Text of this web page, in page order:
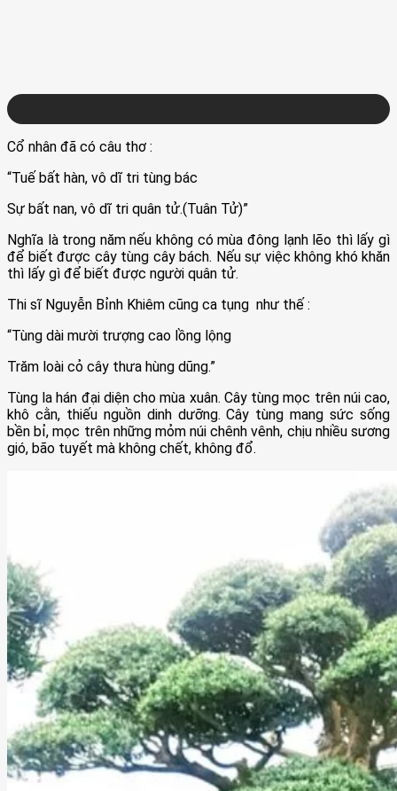
Cổ nhân đã có câu thơ :
“Tuế bất hàn, vô dĩ tri tùng bác
Sự bất nan, vô dĩ tri quân tử.(Tuân Tử)”
Nghĩa là trong năm nếu không có mùa đông lạnh lẽo thì lấy gì
để biết được cây tùng cây bách. Nếu sự việc không khó khăn
thì lấy gì để biết được người quân tử.
Thi sĩ Nguyễn Bỉnh Khiêm cũng ca tụng như thế :
“Tùng dài mười trượng cao lồng lộng
Trăm loài cỏ cây thưa hùng dũng.”
Tùng la hán đại diện cho mùa xuân. Cây tùng mọc trên núi cao,
khô cằn, thiếu nguồn dinh dưỡng. Cây tùng mang sức sống
bền bỉ, mọc trên những mỏm núi chênh vênh, chịu nhiều sương
gió, bão tuyết mà không chết, không đổ.